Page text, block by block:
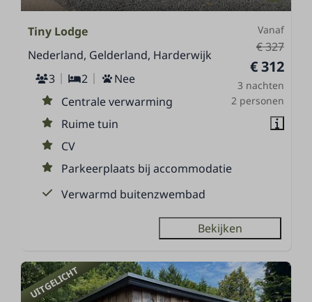
Vanaf
€ 327
€ 312
3 nachten
2 personen
Tiny Lodge
Nederland, Gelderland, Harderwijk
3
2
Nee
Centrale verwarming
Ruime tuin
CV
Parkeerplaats bij accommodatie
Verwarmd buitenzwembad
Bekijken
UITGELICHT